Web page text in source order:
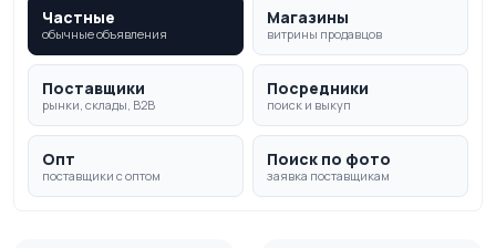
Частные
обычные объявления
Магазины
витрины продавцов
Поставщики
рынки, склады, B2B
Посредники
поиск и выкуп
Опт
поставщики с оптом
Поиск по фото
заявка поставщикам